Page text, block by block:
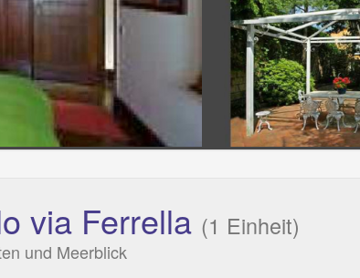
via Ferrella (1 Einheit)
und Meerblick